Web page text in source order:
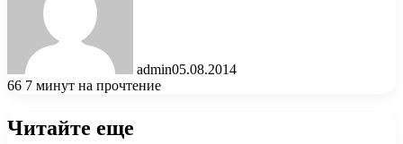
admin05.08.2014
66 7 минут на прочтение
Читайте еще